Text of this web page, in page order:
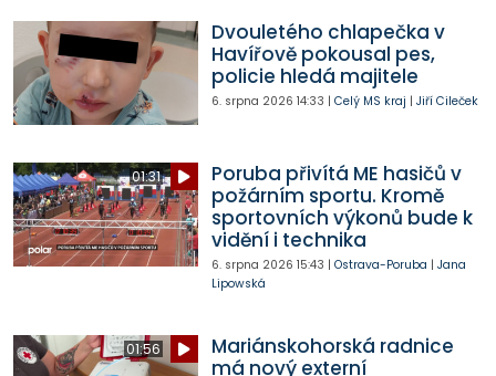
Dvouletého chlapečka v
Havířově pokousal pes,
policie hledá majitele
6. srpna 2026 14:33 | Celý MS kraj | Jiří Cileček
01:31
Poruba přivítá ME hasičů v
požárním sportu. Kromě
sportovních výkonů bude k
vidění i technika
6. srpna 2026 15:43 | Ostrava-Poruba | Jana
Lipowská
01:56
Mariánskohorská radnice
má nový externí